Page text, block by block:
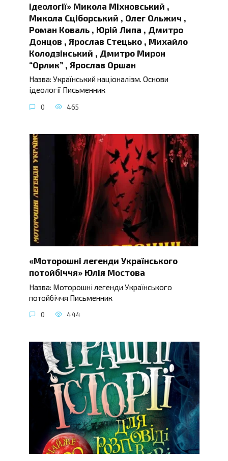
ідеології» Микола Міхновський ,
Микола Сціборський , Олег Ольжич ,
Роман Коваль , Юрій Липа , Дмитро
Донцов , Ярослав Стецько , Михайло
Колодзінський , Дмитро Мирон
“Орлик” , Ярослав Оршан
Назва: Український націоналізм. Основи
ідеології Письменник
0 465
«Моторошні легенди Українського
потойбіччя» Юлія Мостова
Назва: Моторошні легенди Українського
потойбіччя Письменник
0 444